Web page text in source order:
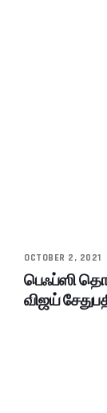
OCTOBER 2, 2021
பெஃப்ஸி
விஜய்